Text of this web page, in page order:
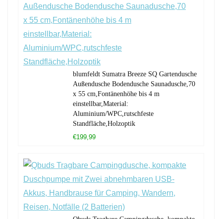
blumfeldt Sumatra Breeze SQ Gartendusche
Außendusche Bodendusche Saunadusche,70
x 55 cm,Fontänenhöhe bis 4 m
einstellbar,Material:
Aluminium/WPC,rutschfeste
Standfläche,Holzoptik
€199,99